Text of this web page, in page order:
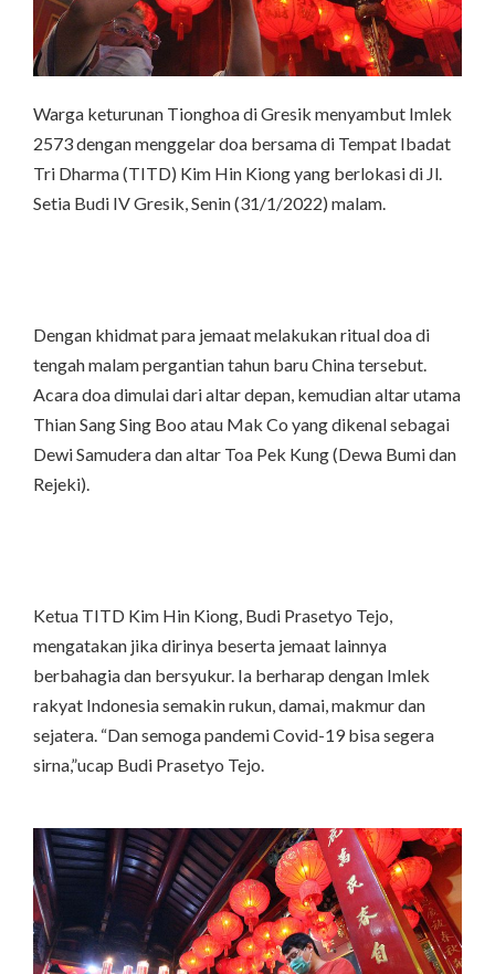
Warga keturunan Tionghoa di Gresik menyambut Imlek
2573 dengan menggelar doa bersama di Tempat Ibadat
Tri Dharma (TITD) Kim Hin Kiong yang berlokasi di Jl.
Setia Budi IV Gresik, Senin (31/1/2022) malam.
Dengan khidmat para jemaat melakukan ritual doa di
tengah malam pergantian tahun baru China tersebut.
Acara doa dimulai dari altar depan, kemudian altar utama
Thian Sang Sing Boo atau Mak Co yang dikenal sebagai
Dewi Samudera dan altar Toa Pek Kung (Dewa Bumi dan
Rejeki).
Ketua TITD Kim Hin Kiong, Budi Prasetyo Tejo,
mengatakan jika dirinya beserta jemaat lainnya
berbahagia dan bersyukur. Ia berharap dengan Imlek
rakyat Indonesia semakin rukun, damai, makmur dan
sejatera. “Dan semoga pandemi Covid-19 bisa segera
sirna,”ucap Budi Prasetyo Tejo.